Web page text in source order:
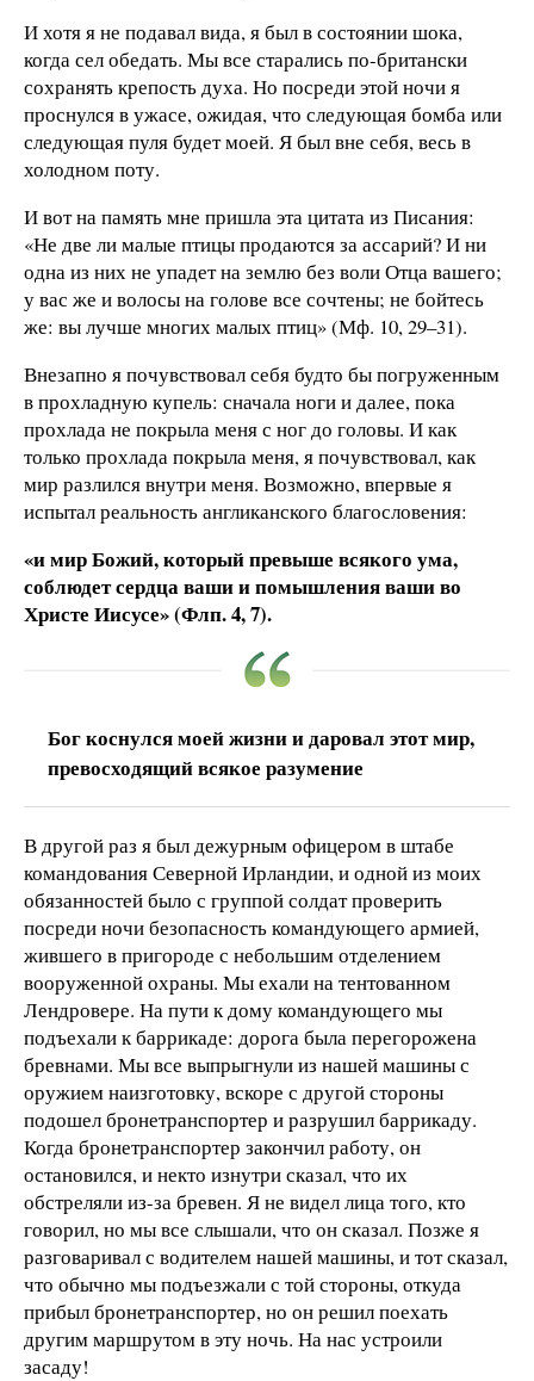
И хотя я не подавал вида, я был в состоянии шока,
когда сел обедать. Мы все старались по-британски
сохранять крепость духа. Но посреди этой ночи я
проснулся в ужасе, ожидая, что следующая бомба или
следующая пуля будет моей. Я был вне себя, весь в
холодном поту.
И вот на память мне пришла эта цитата из Писания:
«Не две ли малые птицы продаются за ассарий? И ни
одна из них не упадет на землю без воли Отца вашего;
у вас же и волосы на голове все сочтены; не бойтесь
же: вы лучше многих малых птиц» (Мф. 10, 29–31).
Внезапно я почувствовал себя будто бы погруженным
в прохладную купель: сначала ноги и далее, пока
прохлада не покрыла меня с ног до головы. И как
только прохлада покрыла меня, я почувствовал, как
мир разлился внутри меня. Возможно, впервые я
испытал реальность англиканского благословения:
«и мир Божий, который превыше всякого ума,
соблюдет сердца ваши и помышления ваши во
Христе Иисусе» (Флп. 4, 7).
Бог коснулся моей жизни и даровал этот мир,
превосходящий всякое разумение
В другой раз я был дежурным офицером в штабе
командования Северной Ирландии, и одной из моих
обязанностей было с группой солдат проверить
посреди ночи безопасность командующего армией,
жившего в пригороде с небольшим отделением
вооруженной охраны. Мы ехали на тентованном
Лендровере. На пути к дому командующего мы
подъехали к баррикаде: дорога была перегорожена
бревнами. Мы все выпрыгнули из нашей машины с
оружием наизготовку, вскоре с другой стороны
подошел бронетранспортер и разрушил баррикаду.
Когда бронетранспортер закончил работу, он
остановился, и некто изнутри сказал, что их
обстреляли из-за бревен. Я не видел лица того, кто
говорил, но мы все слышали, что он сказал. Позже я
разговаривал с водителем нашей машины, и тот сказал,
что обычно мы подъезжали с той стороны, откуда
прибыл бронетранспортер, но он решил поехать
другим маршрутом в эту ночь. На нас устроили
засаду!